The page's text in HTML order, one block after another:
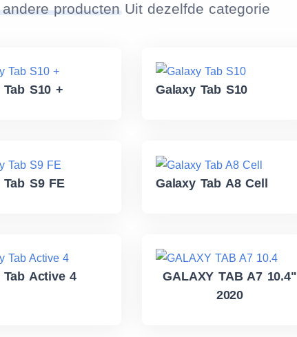
productenUit dezelfde categorie
S10 + Galaxy Tab S10
S9 FE Galaxy Tab A8 Cell
Tab Active 4
GALAXY TAB A7 10.4"
2020